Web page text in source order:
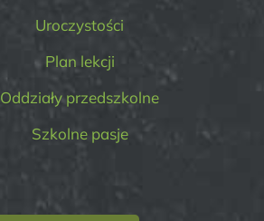
Uroczystości
Plan lekcji
Oddziały przedszkolne
Szkolne pasje